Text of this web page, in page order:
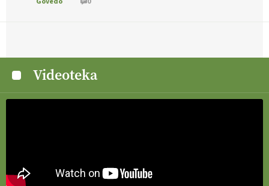
Videoteka